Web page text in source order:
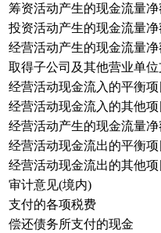
筹资活动产生的现金流量净
投资活动产生的现金流量净
经营活动产生的现金流量净
取得子公司及其他营业单
经营活动现金流入的平衡项
经营活动现金流入的其他项
经营活动产生的现金流量净
经营活动现金流出的平衡项
经营活动现金流出的其他项
审计意见(境内)
支付的各项税费
偿还债务所支付的现金